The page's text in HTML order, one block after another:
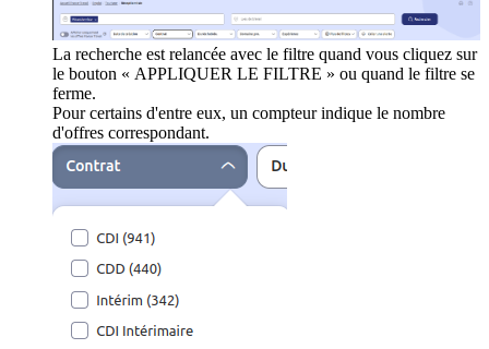
La recherche est relancée avec le filtre quand vous cliquez sur
le bouton « APPLIQUER LE FILTRE » ou quand le filtre se
ferme.
Pour certains d'entre eux, un compteur indique le nombre
d'offres correspondant.